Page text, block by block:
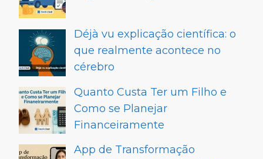
Déjà vu explicação científica: o
que realmente acontece no
cérebro
Quanto Custa Ter um Filho e
Como se Planejar
Financeiramente
App de Transformação